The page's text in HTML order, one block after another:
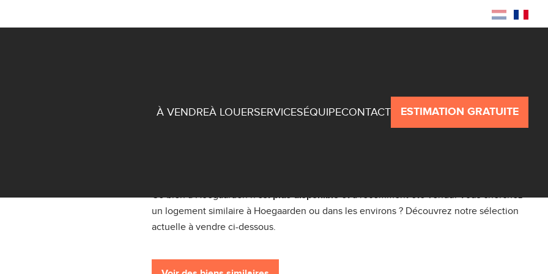
À VENDREÀ LOUERSERVICESÉQUIPECONTACT ESTIMATION GRATUITE
Ce bien à Hoegaarden n'estplus disponibleet a récemment été vendu. Vous cherchez
un logement similaire à Hoegaarden ou dans les environs ? Découvrez notre sélection
actuelle à vendre ci-dessous.